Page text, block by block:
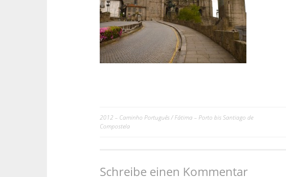
Beitrags-
2012 – Caminho Português / Fátima – Porto bis Santiago de
Compostela
Schreibe einen Kommentar